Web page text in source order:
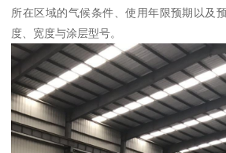
所在区域的气候条件、使用年限预期以及
度、宽度与涂层型号。